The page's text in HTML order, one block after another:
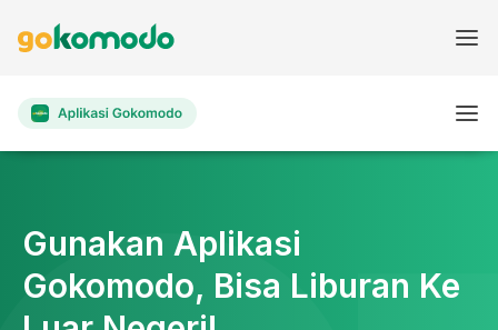
Gunakan Aplikasi
Gokomodo, Bisa Liburan Ke